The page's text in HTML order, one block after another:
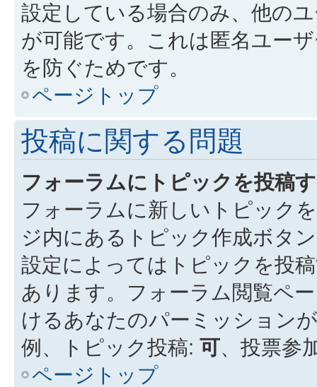
設定している場合のみ、他の
が可能です。これは匿名ユー
を防ぐためです。
ページトップ
投稿に関する問題
フォーラムにトピックを投稿
フォーラムに新しいトピック
ジ内にあるトピック作成ボタ
設定によってはトピックを投
あります。フォーラム閲覧ペ
けるあなたのパーミッション
例、トピック投稿: 可、投票参
ページトップ